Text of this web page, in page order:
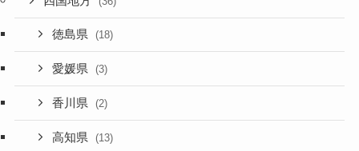
徳島県 (18)
愛媛県 (3)
香川県 (2)
高知県 (13)